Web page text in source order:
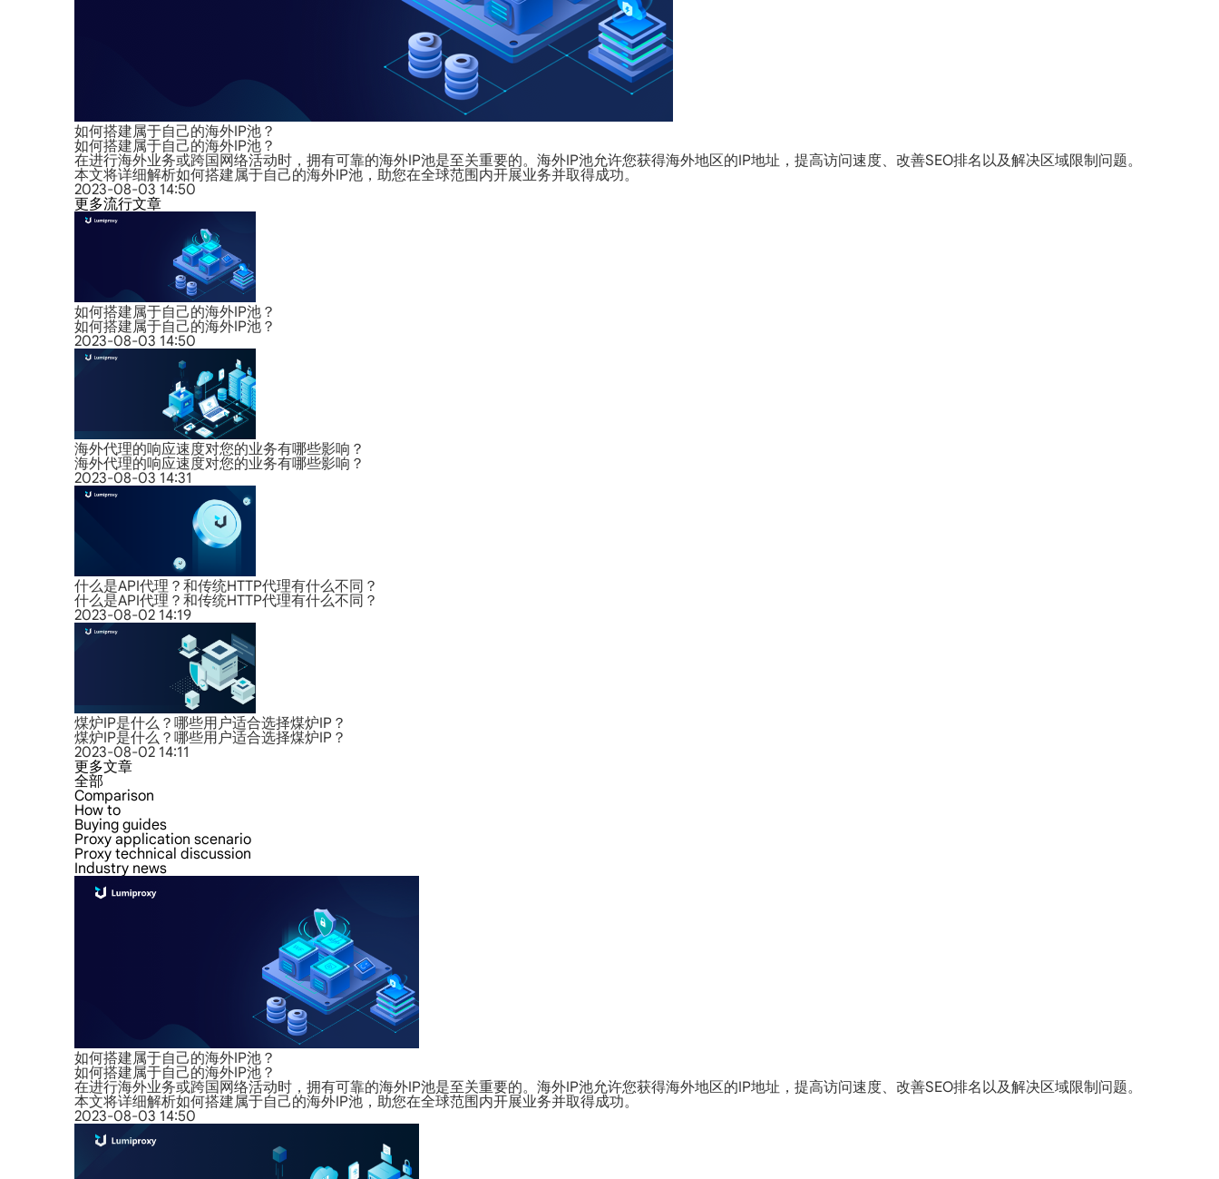
如何搭建属于自己的海外IP池？
如何搭建属于自己的海外IP池？
在进行海外业务或跨国网络活动时，拥有可靠的海外IP池是至关重要的。海外IP池允许您获得海外地区的IP地址，提高访问速度、改善SEO排名以及解决区域限制问题。
本文将详细解析如何搭建属于自己的海外IP池，助您在全球范围内开展业务并取得成功。
2023-08-03 14:50
更多流行文章
如何搭建属于自己的海外IP池？
如何搭建属于自己的海外IP池？
2023-08-03 14:50
海外代理的响应速度对您的业务有哪些影响？
海外代理的响应速度对您的业务有哪些影响？
2023-08-03 14:31
什么是API代理？和传统HTTP代理有什么不同？
什么是API代理？和传统HTTP代理有什么不同？
2023-08-02 14:19
煤炉IP是什么？哪些用户适合选择煤炉IP？
煤炉IP是什么？哪些用户适合选择煤炉IP？
2023-08-02 14:11
更多文章
全部
Comparison
How to
Buying guides
Proxy application scenario
Proxy technical discussion
Industry news
如何搭建属于自己的海外IP池？
如何搭建属于自己的海外IP池？
在进行海外业务或跨国网络活动时，拥有可靠的海外IP池是至关重要的。海外IP池允许您获得海外地区的IP地址，提高访问速度、改善SEO排名以及解决区域限制问题。
本文将详细解析如何搭建属于自己的海外IP池，助您在全球范围内开展业务并取得成功。
2023-08-03 14:50